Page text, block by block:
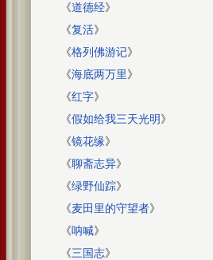
《道德经》
《复活》
《格列佛游记》
《海底两万里》
《红字》
《假如给我三天光明》
《镜花缘》
《聊斋志异》
《绿野仙踪》
《麦田里的守望者》
《呐喊》
《三国志》